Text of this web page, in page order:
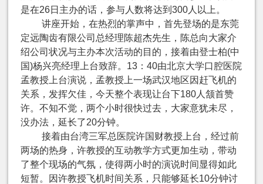
是在26日主办的话，参与人数将达到 300 人以上。
讲座开始，在热烈的掌声中，首先登场的是东莞
定远陶齿有限公司总经理陈超杰先生，陈总向大家介
绍公司状况与主办本次活动的目的，接着由登士柏(中
国)杨兴亮经理上台致辞。13：40由北京大学口腔医院
孟教授上台演说，孟教授上一场武汉地区因赶飞机的
关系，发挥欠佳，今天整个表现让台下180 人颔首赞
许。不知不觉，两个小时很快过去，大家意犹未尽，
没办法，延长了20分钟。
接着由台湾三军总医院许国财教授上台，经过前
两场的热身，许教授的互动教学方式更加生动，带动
了整个现场的气氛，使得两小时的演说时间显得如此
短暂。因许教授飞机时间关系，只能够延长10分钟讨